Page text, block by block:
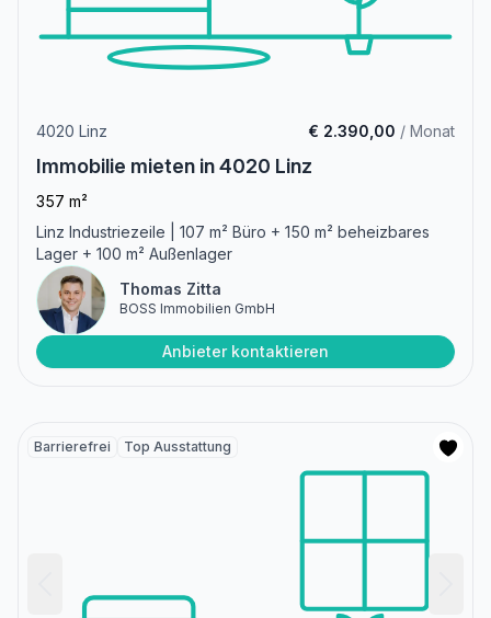
4020 Linz € 2.390,00 / Monat
Immobilie mieten in 4020 Linz
357 m²
Linz Industriezeile | 107 m² Büro + 150 m² beheizbares
Lager + 100 m² Außenlager
Thomas Zitta
BOSS Immobilien GmbH
Anbieter kontaktieren
Barrierefrei Top Ausstattung